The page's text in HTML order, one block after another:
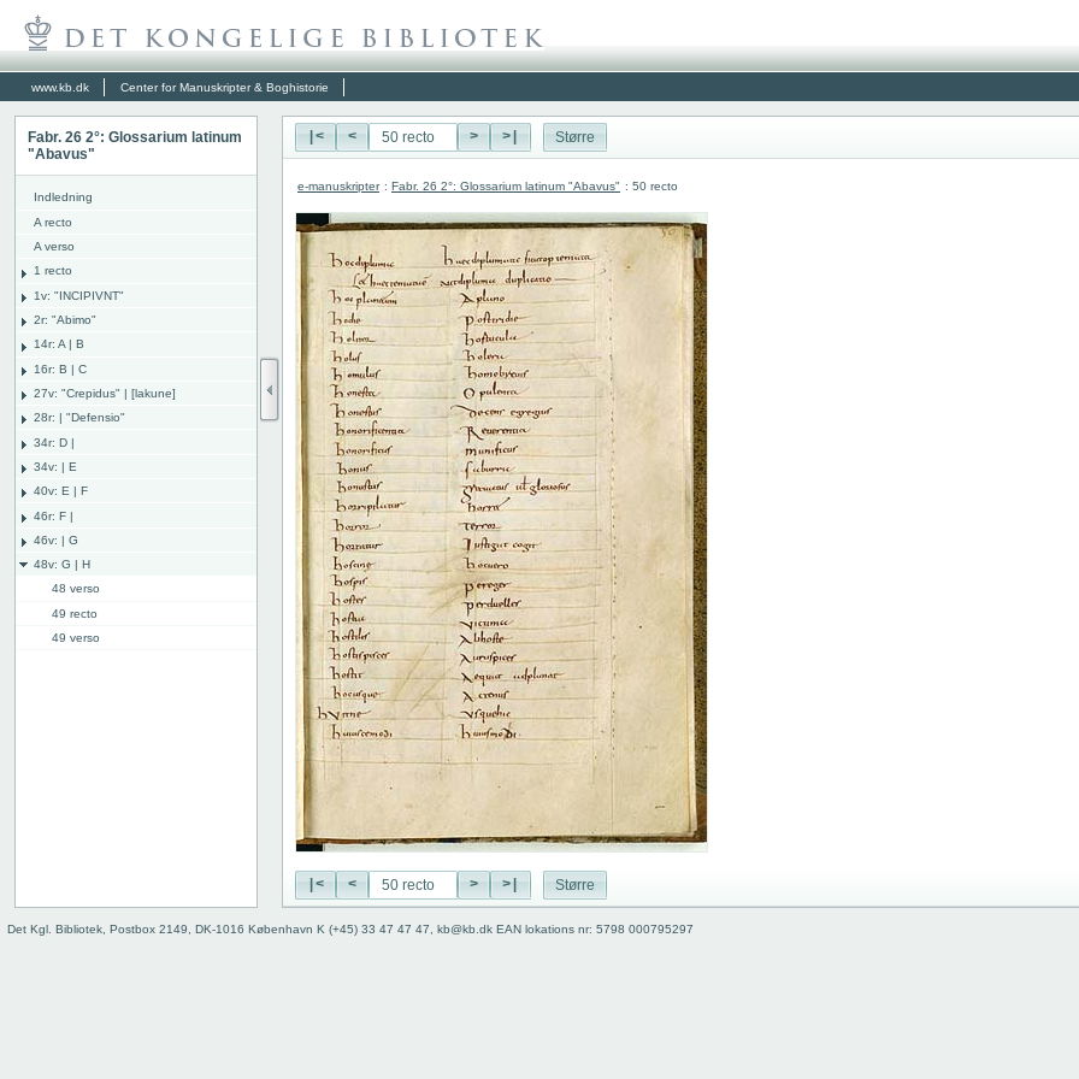
www.kb.dk Center for Manuskripter & Boghistorie
Fabr. 26 2°: Glossarium latinum
"Abavus"
Indledning
A recto
A verso
1 recto
1v: "INCIPIVNT"
2r: "Abimo"
14r: A | B
16r: B | C
27v: "Crepidus" | [lakune]
28r: | "Defensio"
34r: D |
34v: | E
40v: E | F
46r: F |
46v: | G
48v: G | H
48 verso
49 recto
49 verso
|< < > >| Større
e-manuskripter : Fabr. 26 2°: Glossarium latinum "Abavus" : 50 recto
|< < > >| Større
Det Kgl. Bibliotek, Postbox 2149, DK-1016 København K (+45) 33 47 47 47, kb@kb.dk EAN lokations nr: 5798 000795297